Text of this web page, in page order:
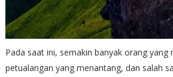
Pada saat ini, semakin banyak orang yang
petualangan yang menantang, dan salah